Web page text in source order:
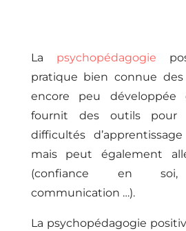
La psychopédagogie
pratique bien connue des
encore peu développée
fournit des outils pour
difficultés
mais peut également
(confiance en soi,
communication …).
La psychopédagogie